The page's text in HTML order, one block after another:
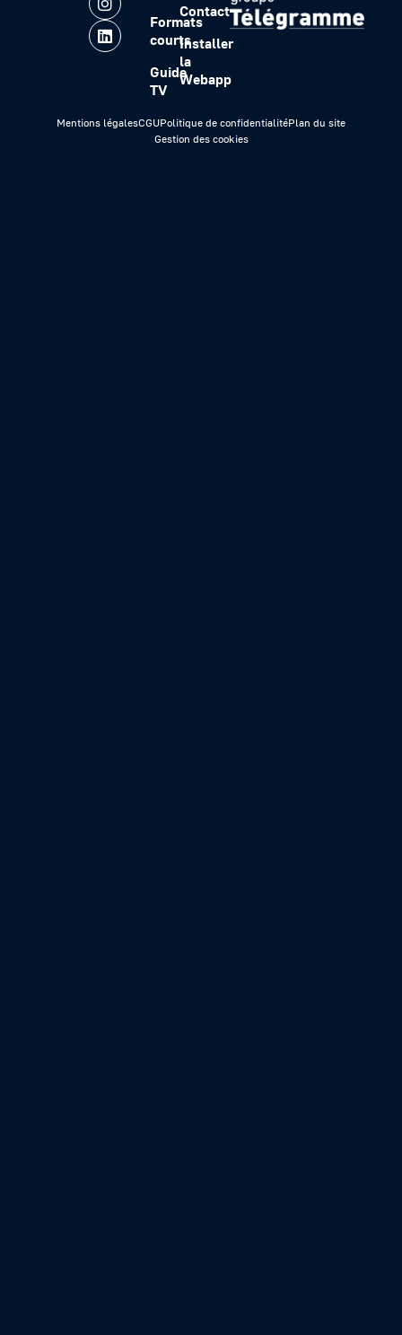
Formats
courts
Guide
TV
Contact
Installer
la
Webapp
Mentions légalesCGUPolitique de confidentialitéPlan du site
Gestion des cookies